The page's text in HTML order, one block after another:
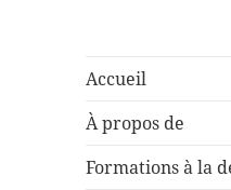
Accueil
À propos de
Formations à la